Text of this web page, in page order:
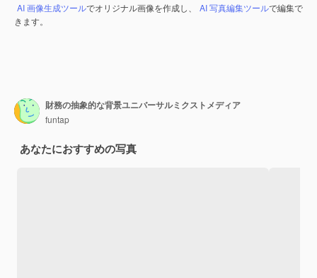
AI 画像生成ツールでオリジナル画像を作成し、 AI 写真編集ツールで編集で
きます。
財務の抽象的な背景ユニバーサルミクストメディア
funtap
あなたにおすすめの写真